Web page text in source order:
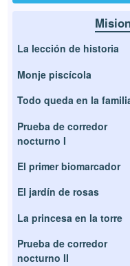
La lección de historia
Monje piscícola
Todo queda en la
Prueba de corredor
nocturno I
El primer biomarcador
El jardín de rosas
La princesa en la torre
Prueba de corredor
nocturno II